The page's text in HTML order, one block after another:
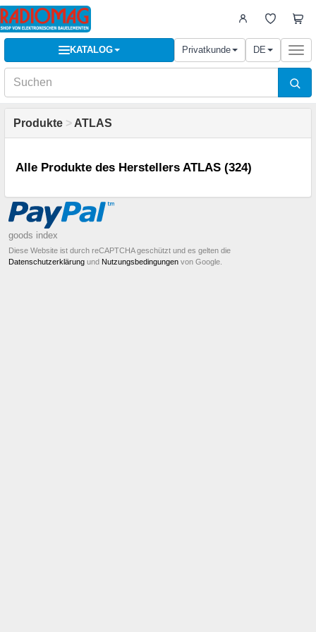
KATALOG Privatkunde DE
Produkte > ATLAS
Alle Produkte des Herstellers ATLAS (324)
goods index
Diese Website ist durch reCAPTCHA geschützt und es gelten die
Datenschutzerklärung und Nutzungsbedingungen von Google.